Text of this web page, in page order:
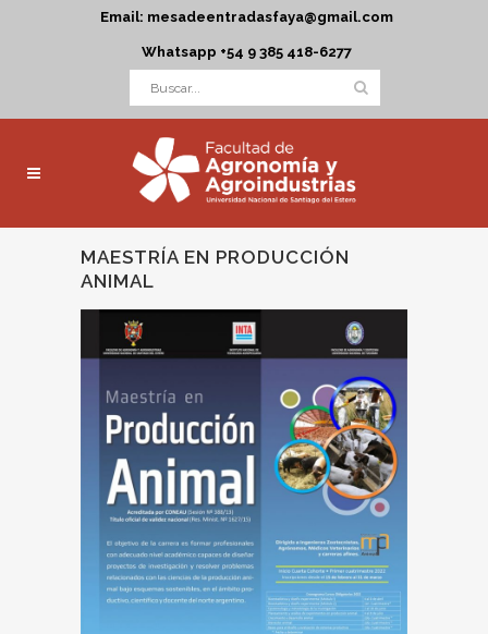
Email: mesadeentradasfaya@gmail.com
Whatsapp +54 9 385 418-6277
MAESTRÍA EN PRODUCCIÓN
ANIMAL